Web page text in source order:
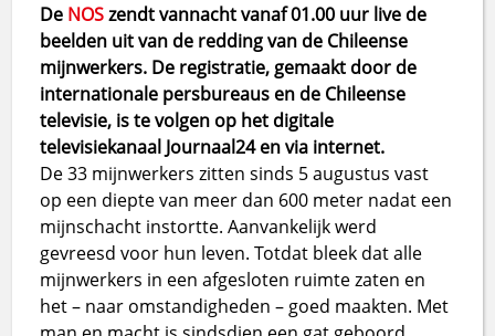
De NOSzendt vannacht vanaf 01.00 uur live de
beelden uit van de redding van de Chileense
mijnwerkers. De registratie, gemaakt door de
internationale persbureaus en de Chileense
televisie, is te volgen op het digitale
televisiekanaal Journaal24 en via internet.
De 33 mijnwerkers zitten sinds 5 augustus vast
op een diepte van meer dan 600 meter nadat een
mijnschacht instortte. Aanvankelijk werd
gevreesd voor hun leven. Totdat bleek dat alle
mijnwerkers in een afgesloten ruimte zaten en
het – naar omstandigheden – goed maakten. Met